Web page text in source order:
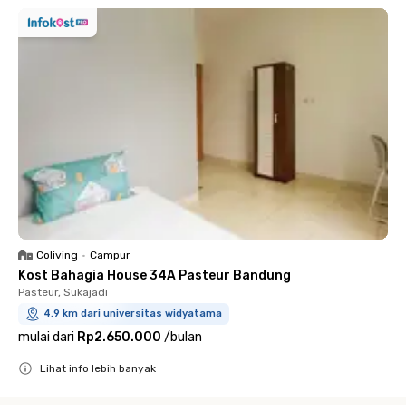
Coliving • Campur
Kost Bahagia House 34A Pasteur Bandung
Pasteur, Sukajadi
4.9 km dari universitas widyatama
mulai dari Rp2.650.000 /bulan
Lihat info lebih banyak